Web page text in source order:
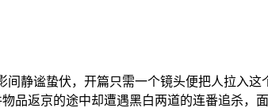
静谧蛰伏，开篇只需一个镜头便把人拉入
品返京的途中却遭遇黑白两道的连番追杀，